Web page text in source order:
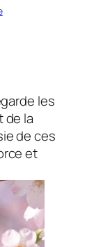
les
de la
de ces
et